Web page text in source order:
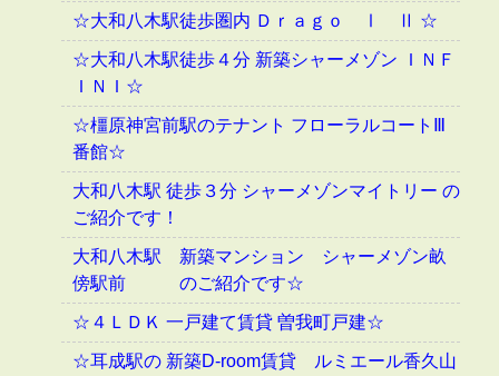
☆大和八木駅徒歩圏内 Ｄｒａｇｏ Ⅰ Ⅱ ☆
☆大和八木駅徒歩４分 新築シャーメゾン ＩＮＦ
ＩＮＩ☆
☆橿原神宮前駅のテナント フローラルコートⅢ
番館☆
大和八木駅 徒歩３分 シャーメゾンマイトリー の
ご紹介です！
大和八木駅 新築マンション シャーメゾン畝
傍駅前 のご紹介です☆
☆４ＬＤＫ 一戸建て賃貸 曽我町戸建☆
☆耳成駅の 新築D-room賃貸 ルミエール香久山